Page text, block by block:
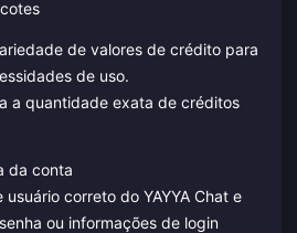
de valores de crédito para
de uso.
a quantidade exata de créditos
da conta
correto do YAYYA Chat e
ou informações de login